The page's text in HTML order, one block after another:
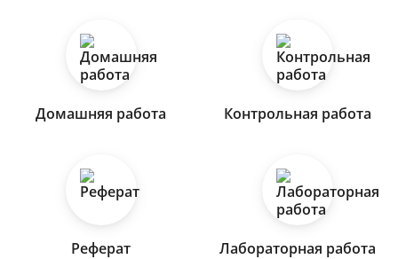
Домашняя работа Контрольная работа
Реферат Лабораторная работа